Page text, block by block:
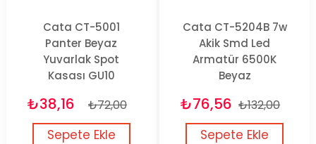
Cata CT-5001
Panter Beyaz
Yuvarlak Spot
Kasası GU10
₺38,16 ₺72,00
Sepete Ekle
Cata CT-5204B 7w
Akik Smd Led
Armatür 6500K
Beyaz
₺76,56 ₺132,00
Sepete Ekle